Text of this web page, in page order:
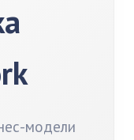
модели